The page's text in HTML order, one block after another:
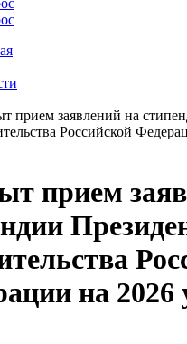
прием заявлений на
Российской
прием
на 2026